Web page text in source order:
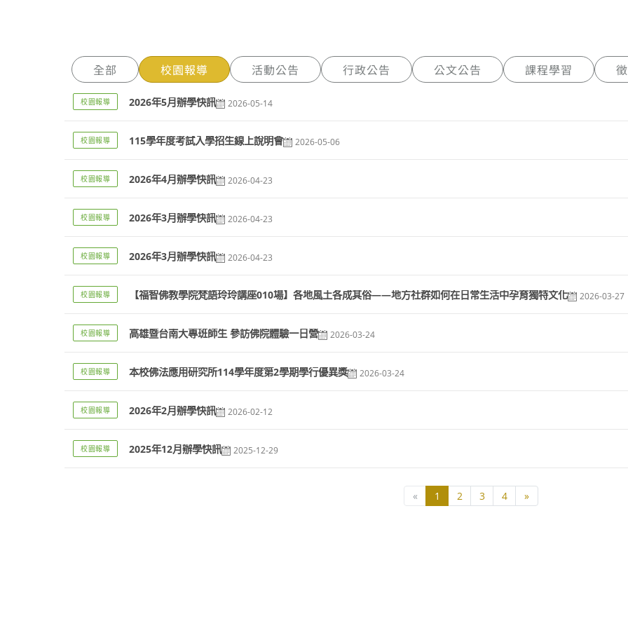
全部 校園報導 活動公告 行政公告 公文公告 課程學習
校園報導 2026年5月辦學快訊 2026-05-14
校園報導 115學年度考試入學招生線上說明會 2026-05-06
校園報導 2026年4月辦學快訊 2026-04-23
校園報導 2026年3月辦學快訊 2026-04-23
校園報導 2026年3月辦學快訊 2026-04-23
校園報導 【福智佛教學院梵語玲玲講座010場】各地風土各成其俗——地方社群如何在日常生活中孕育獨特文化 2026-03-27
校園報導 高雄暨台南大專班師生 參訪佛院體驗一日營 2026-03-24
校園報導 本校佛法應用研究所114學年度第2學期學行優異獎 2026-03-24
校園報導 2026年2月辦學快訊 2026-02-12
校園報導 2025年12月辦學快訊 2025-12-29
« 1 2 3 4 »